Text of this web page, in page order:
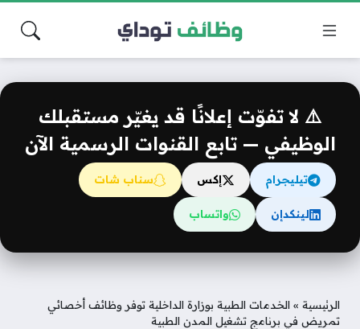
⚠️ لا تفوّت إعلانًا قد يغيّر مستقبلك
الوظيفي — تابع القنوات الرسمية الآن
تيليجرام إكس سناب شات
لينكدإن واتساب
الرئيسية » الخدمات الطبية بوزارة الداخلية توفر وظائف أخصائي
تمريض في برنامج تشغيل المدن الطبية